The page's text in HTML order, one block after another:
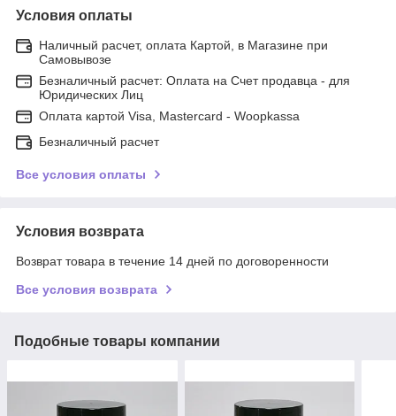
Условия оплаты
Наличный расчет, оплата Картой, в Магазине при
Самовывозе
Безналичный расчет: Оплата на Счет продавца - для
Юридических Лиц
Оплата картой Visa, Mastercard - Woopkassa
Безналичный расчет
Все условия оплаты
Условия возврата
Возврат товара в течение 14 дней по договоренности
Все условия возврата
Подобные товары компании